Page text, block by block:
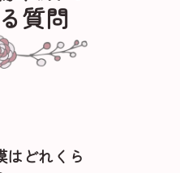
質問
はどれくら